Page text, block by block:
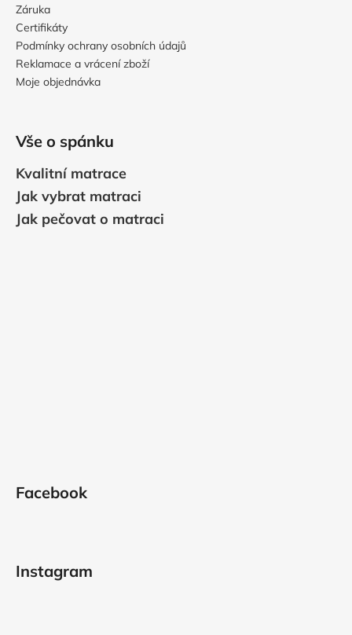
Záruka
Certifikáty
Podmínky ochrany osobních údajů
Reklamace a vrácení zboží
Moje objednávka
Vše o spánku
Kvalitní matrace
Jak vybrat matraci
Jak pečovat o matraci
Facebook
Instagram